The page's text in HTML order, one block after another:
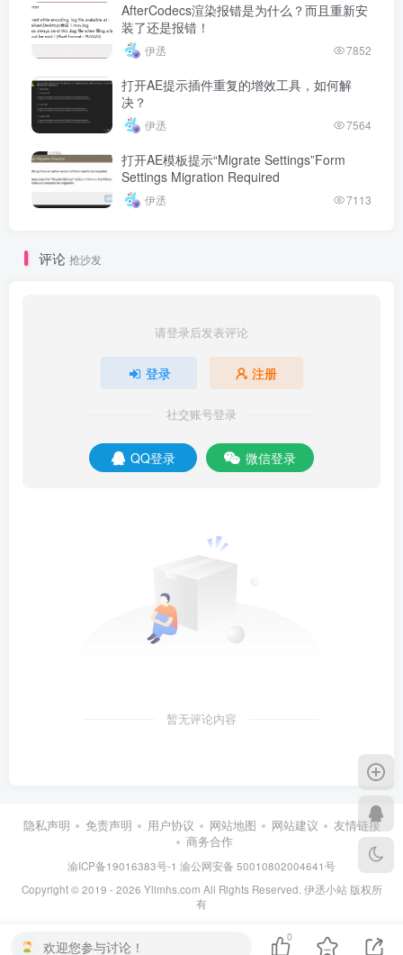
AfterCodecs渲染报错是为什么？而且重新安
装了还是报错！
伊丞 7852
打开AE提示插件重复的增效工具，如何解
决？
伊丞 7564
打开AE模板提示“Migrate Settings”Form
Settings Migration Required
伊丞 7113
评论 抢沙发
请登录后发表评论
登录 注册
社交账号登录
QQ登录 微信登录
暂无评论内容
隐私声明 免责声明 用户协议 网站地图 网站建议
友情链接
商务合作
渝ICP备19016383号-1 渝公网安备 50010802004641号
Copyright © 2019 - 2026 Ylimhs.com All Rights Reserved. 伊丞小站 版权所
有
欢迎您参与讨论！
0